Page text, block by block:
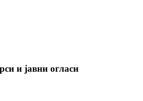
и јавни огласи